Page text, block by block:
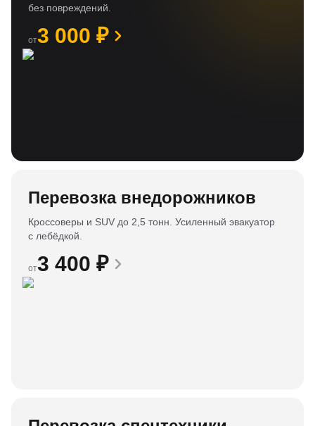
без повреждений.
от3 000 ₽
Перевозка внедорожников
Кроссоверы и SUV до 2,5 тонн. Усиленный эвакуатор
с лебёдкой.
от3 400 ₽